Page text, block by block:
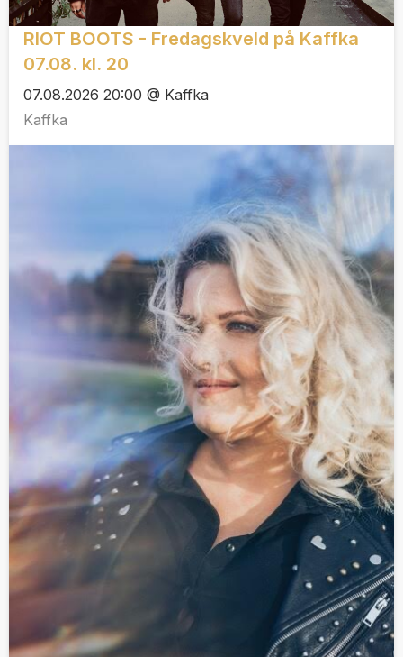
RIOT BOOTS - Fredagskveld på Kaffka
07.08. kl. 20
07.08.2026 20:00 @ Kaffka
Kaffka